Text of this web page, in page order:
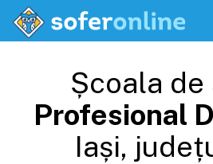
Școala de
Profesional
Iași,